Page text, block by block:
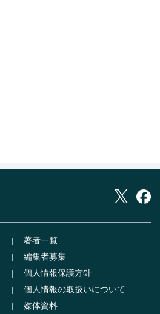
著者一覧
編集者募集
個人情報保護方針
個人情報の取扱いについて
媒体資料